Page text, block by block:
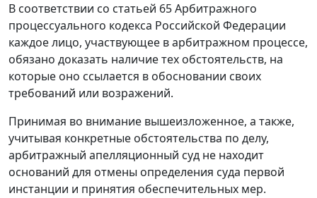
В соответствии со статьей 65Арбитражного
процессуального кодекса Российской Федерации
каждое лицо, участвующее в арбитражном процессе,
обязано доказать наличие тех обстоятельств, на
которые оно ссылается в обосновании своих
требований или возражений.
Принимая во внимание вышеизложенное, а также,
учитывая конкретные обстоятельства по делу,
арбитражный апелляционный суд не находит
оснований для отмены определения суда первой
инстанции и принятия обеспечительных мер.